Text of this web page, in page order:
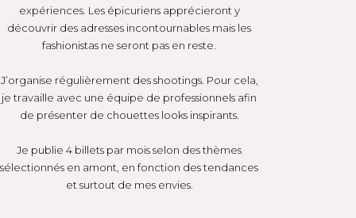
expériences. Les épicuriens apprécieront y
découvrir des adresses incontournables mais les
fashionistas ne seront pas en reste.
J’organise régulièrement des shootings. Pour cela,
je travaille avec une équipe de professionnels afin
de présenter de chouettes looks inspirants.
Je publie 4 billets par mois selon des thèmes
sélectionnés en amont, en fonction des tendances
et surtout de mes envies.